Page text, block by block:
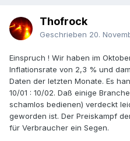
Thofrock
Geschrieben 20.
Einspruch ! Wir haben im
Inflationsrate von 2,3 % und
Daten der letzten Monate. Es
10/01 : 10/02. Daß einige
schamlos bedienen) verdeckt
geworden ist. Der Preiskampf
für Verbraucher ein Segen.